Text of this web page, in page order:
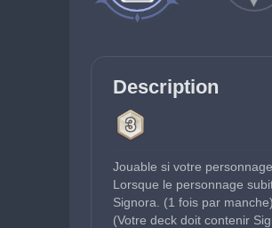
Description
Jouable si votre
Lorsque le personnage
Signora. (1 fois par manche)
(Votre deck doit contenir